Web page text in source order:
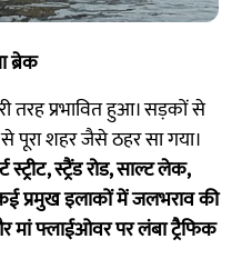
ब्रेक
तरह प्रभावित हुआ। सड़कों से
पूरा शहर जैसे ठहर सा गया।
स्ट्रीट, स्ट्रैंड रोड, साल्ट लेक,
प्रमुख इलाकों में जलभराव की
मां फ्लाईओवर पर लंबा ट्रैफिक